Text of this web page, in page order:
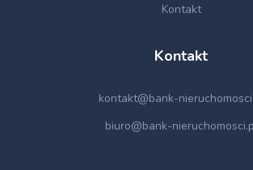
Kontakt
Kontakt
kontakt@bank-
biuro@bank-